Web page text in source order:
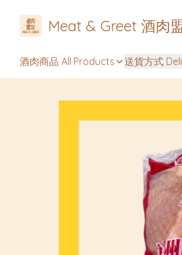
Meat & Greet 酒肉
酒肉商品 All Products 送貨方式